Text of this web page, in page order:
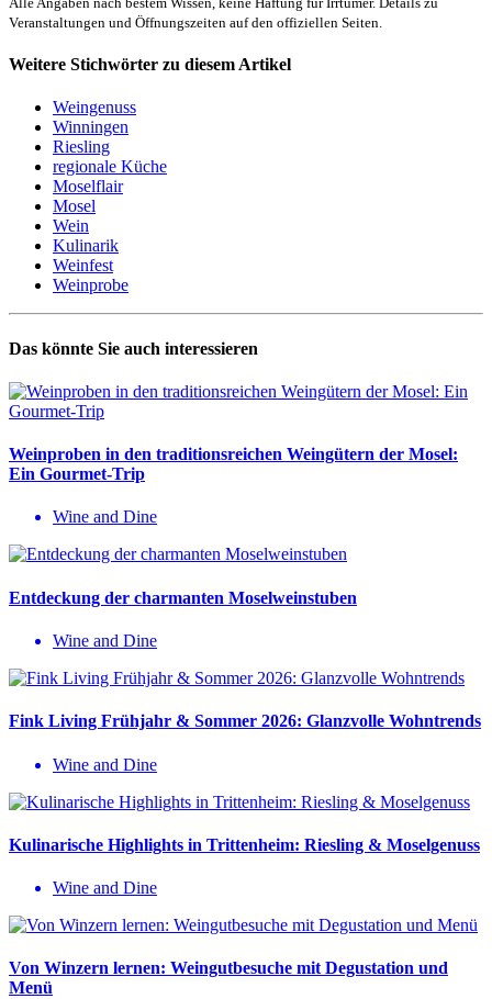
Veranstaltungen und Öffnungszeiten auf den offiziellen Seiten.
Weitere Stichwörter zu diesem Artikel
Weingenuss
Winningen
Riesling
regionale Küche
Moselflair
Mosel
Wein
Kulinarik
Weinfest
Weinprobe
Das könnte Sie auch interessieren
Weinproben in den traditionsreichen Weingütern der Mosel:
Ein Gourmet-Trip
Wine and Dine
Entdeckung der charmanten Moselweinstuben
Wine and Dine
Fink Living Frühjahr & Sommer 2026: Glanzvolle Wohntrends
Wine and Dine
Kulinarische Highlights in Trittenheim: Riesling & Moselgenuss
Wine and Dine
Von Winzern lernen: Weingutbesuche mit Degustation und
Menü